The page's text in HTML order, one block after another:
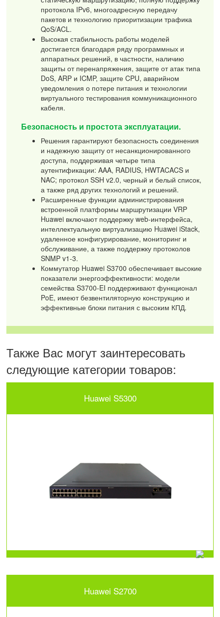
протокола IPv6, многоадресную передачу
пакетов и технологию приоритизации трафика
QoS/ACL.
Высокая стабильность работы моделей
достигается благодаря ряду программных и
аппаратных решений, в частности, наличию
защиты от перенапряжения, защите от атак типа
DoS, ARP и ICMP, защите CPU, аварийном
уведомления о потере питания и технологии
виртуального тестирования коммуникационного
кабеля.
Безопасность и простота эксплуатации.
Решения гарантируют безопасность соединения
и надежную защиту от несанкционированного
доступа, поддерживая четыре типа
аутентификации: AAA, RADIUS, HWTACACS и
NAC; протокол SSH v2.0, черный и белый список,
а также ряд других технологий и решений.
Расширенные функции администрирования
встроенной платформы маршрутизации VRP
Huawei включают поддержку web-интерфейса,
интеллектуальную виртуализацию Huawei iStack,
удаленное конфигурирование, мониторинг и
обслуживание, а также поддержку протоколов
SNMP v1-3.
Коммутатор Huawei S3700 обеспечивает высокие
показатели энергоэффективности: модели
семейства S3700-EI поддерживают функционал
PoE, имеют безвентиляторную конструкцию и
эффективные блоки питания с высоким КПД.
Также Вас могут заинтересовать
следующие категории товаров:
Huawei S5300
Huawei S2700